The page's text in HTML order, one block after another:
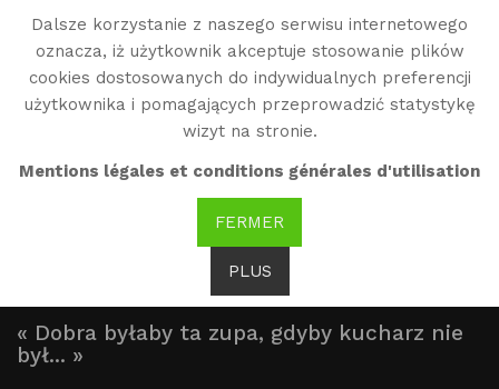
Dalsze korzystanie z naszego serwisu internetowego
oznacza, iż użytkownik akceptuje stosowanie plików
cookies dostosowanych do indywidualnych preferencji
użytkownika i pomagających przeprowadzić statystykę
wizyt na stronie.
Mentions légales et conditions générales d'utilisation
FERMER
PLUS
Witold Gombrowicz
Biesiada u hrabiny
Kotłubaj
« Dobra byłaby ta zupa, gdyby kucharz nie
był... »